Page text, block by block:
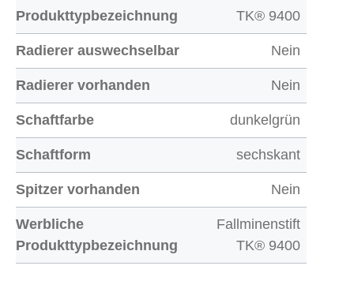
Produkttypbezeichnung TK® 9400
Radierer auswechselbar Nein
Radierer vorhanden Nein
Schaftfarbe dunkelgrün
Schaftform sechskant
Spitzer vorhanden Nein
Werbliche
Produkttypbezeichnung
Fallminenstift
TK® 9400